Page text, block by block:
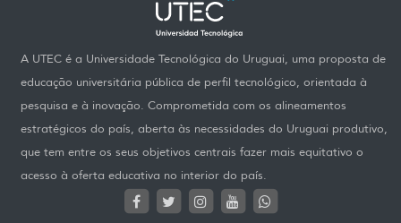
A UTEC é a Universidade Tecnológica do Uruguai, uma proposta de
educação universitária pública de perfil tecnológico, orientada à
pesquisa e à inovação. Comprometida com os alineamentos
estratégicos do país, aberta às necessidades do Uruguai produtivo,
que tem entre os seus objetivos centrais fazer mais equitativo o
acesso à oferta educativa no interior do país.